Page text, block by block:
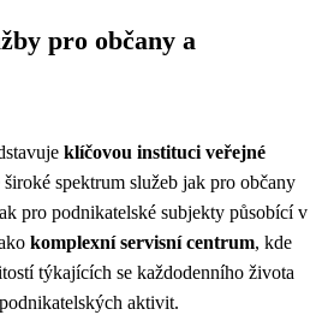
pro občany a
klíčovou instituci veřejné
spektrum služeb jak pro občany
pro podnikatelské subjekty působící v
komplexní servisní centrum, kde
týkajících se každodenního života
aktivit.